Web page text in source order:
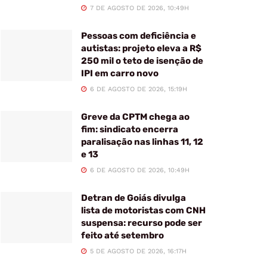
7 DE AGOSTO DE 2026, 10:49H
Pessoas com deficiência e
autistas: projeto eleva a R$
250 mil o teto de isenção de
IPI em carro novo
6 DE AGOSTO DE 2026, 15:19H
Greve da CPTM chega ao
fim: sindicato encerra
paralisação nas linhas 11, 12
e 13
6 DE AGOSTO DE 2026, 10:49H
Detran de Goiás divulga
lista de motoristas com CNH
suspensa: recurso pode ser
feito até setembro
5 DE AGOSTO DE 2026, 16:17H